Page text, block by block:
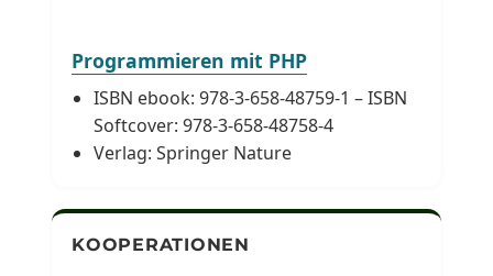
Programmieren mit PHP
ISBN ebook: 978-3-658-48759-1 – ISBN
Softcover: 978-3-658-48758-4
Verlag: Springer Nature
KOOPERATIONEN